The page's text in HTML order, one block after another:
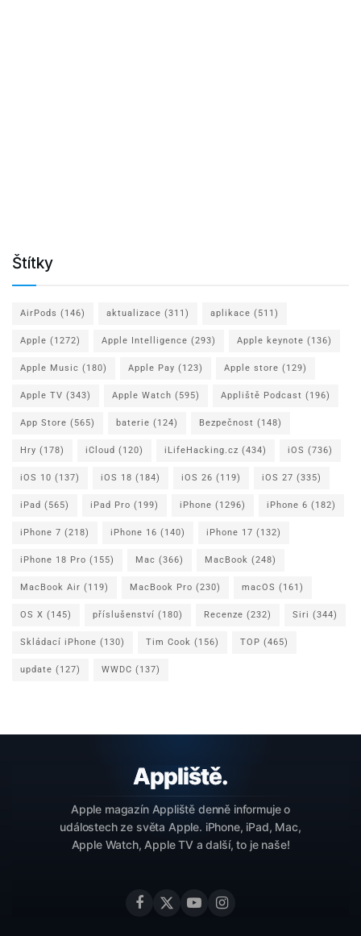
Štítky
AirPods (146) aktualizace (311) aplikace (511)
Apple (1272) Apple Intelligence (293) Apple keynote (136)
Apple Music (180) Apple Pay (123) Apple store (129)
Apple TV (343) Apple Watch (595) Appliště Podcast (196)
App Store (565) baterie (124) Bezpečnost (148)
Hry (178) iCloud (120) iLifeHacking.cz (434) iOS (736)
iOS 10 (137) iOS 18 (184) iOS 26 (119) iOS 27 (335)
iPad (565) iPad Pro (199) iPhone (1296) iPhone 6 (182)
iPhone 7 (218) iPhone 16 (140) iPhone 17 (132)
iPhone 18 Pro (155) Mac (366) MacBook (248)
MacBook Air (119) MacBook Pro (230) macOS (161)
OS X (145) příslušenství (180) Recenze (232) Siri (344)
Skládací iPhone (130) Tim Cook (156) TOP (465)
update (127) WWDC (137)
Apple magazín Appliště denně informuje o
událostech ze světa Apple. iPhone, iPad, Mac,
Apple Watch, Apple TV a další, to je naše!